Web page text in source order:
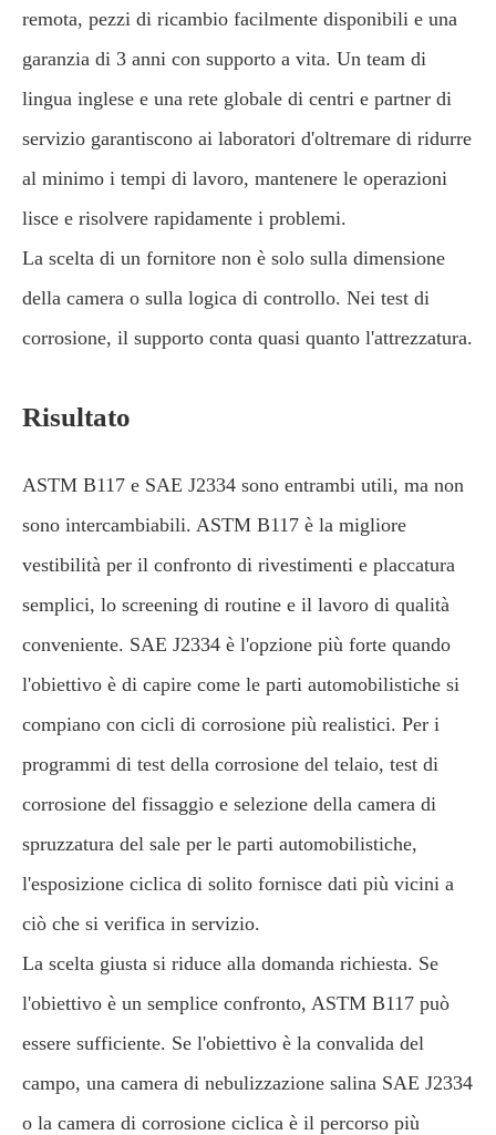
remota, pezzi di ricambio facilmente disponibili e una
garanzia di 3 anni con supporto a vita. Un team di
lingua inglese e una rete globale di centri e partner di
servizio garantiscono ai laboratori d'oltremare di ridurre
al minimo i tempi di lavoro, mantenere le operazioni
lisce e risolvere rapidamente i problemi.
La scelta di un fornitore non è solo sulla dimensione
della camera o sulla logica di controllo. Nei test di
corrosione, il supporto conta quasi quanto l'attrezzatura.
Risultato
ASTM B117 e SAE J2334 sono entrambi utili, ma non
sono intercambiabili. ASTM B117 è la migliore
vestibilità per il confronto di rivestimenti e placcatura
semplici, lo screening di routine e il lavoro di qualità
conveniente. SAE J2334 è l'opzione più forte quando
l'obiettivo è di capire come le parti automobilistiche si
compiano con cicli di corrosione più realistici. Per i
programmi di test della corrosione del telaio, test di
corrosione del fissaggio e selezione della camera di
spruzzatura del sale per le parti automobilistiche,
l'esposizione ciclica di solito fornisce dati più vicini a
ciò che si verifica in servizio.
La scelta giusta si riduce alla domanda richiesta. Se
l'obiettivo è un semplice confronto, ASTM B117 può
essere sufficiente. Se l'obiettivo è la convalida del
campo, una camera di nebulizzazione salina SAE J2334
o la camera di corrosione ciclica è il percorso più